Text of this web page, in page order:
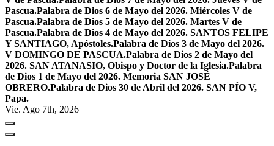
Pascua.Palabra de Dios 6 de Mayo del 2026. Miércoles V de
Pascua.Palabra de Dios 5 de Mayo del 2026. Martes V de
Pascua.Palabra de Dios 4 de Mayo del 2026. SANTOS FELIPE
Y SANTIAGO, Apóstoles.Palabra de Dios 3 de Mayo del 2026.
V DOMINGO DE PASCUA.Palabra de Dios 2 de Mayo del
2026. SAN ATANASIO, Obispo y Doctor de la Iglesia.Palabra
de Dios 1 de Mayo del 2026. Memoria SAN JOSÉ
OBRERO.Palabra de Dios 30 de Abril del 2026. SAN PÍO V,
Papa.
Vie. Ago 7th, 2026